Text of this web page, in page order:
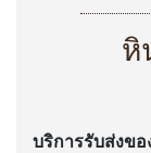
หิ
บริการรับส่งขอ